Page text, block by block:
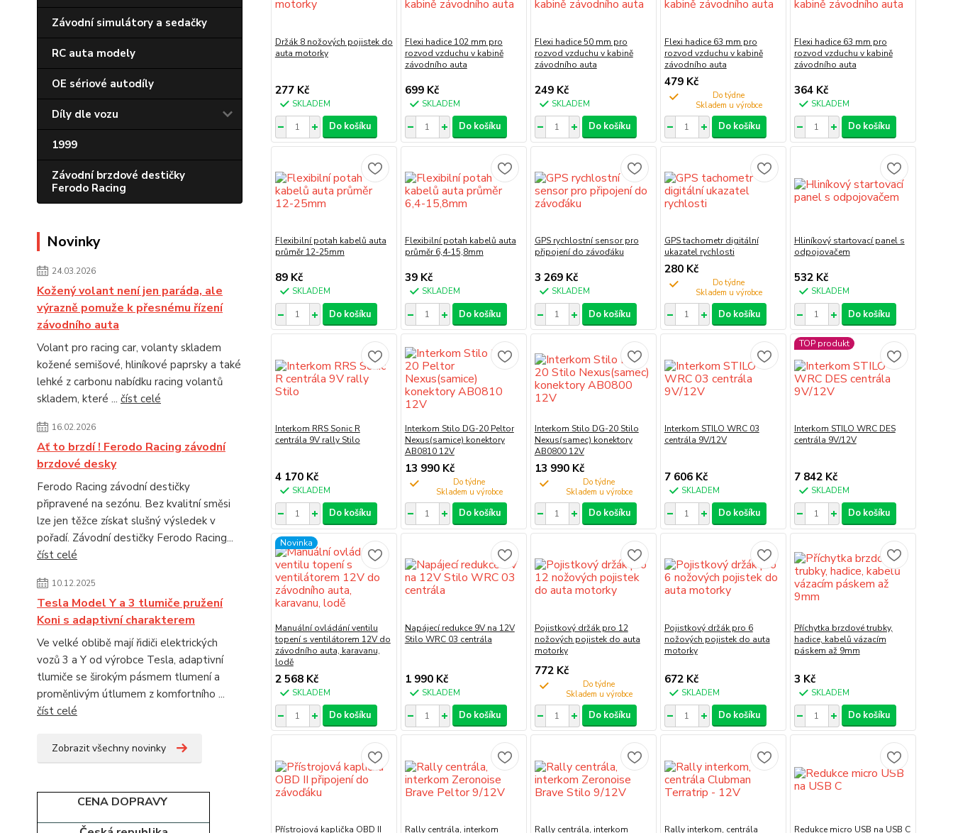
Závodní simulátory a sedačky
RC auta modely
OE sériové autodíly
Díly dle vozu
1999
Závodní brzdové destičky
Ferodo Racing
Novinky
24.03.2026
Kožený volant není jen paráda, ale
výrazně pomuže k přesnému řízení
závodního auta
Volant pro racing car, volanty skladem
kožené semišové, hliníkové paprsky a také
lehké z carbonu nabídku racing volantů
skladem, které ... číst celé
16.02.2026
Ať to brzdí ! Ferodo Racing závodní
brzdové desky
Ferodo Racing závodní destičky
připravené na sezónu. Bez kvalitní směsi
lze jen těžce získat slušný výsledek v
pořadí. Závodní destičky Ferodo Racing...
číst celé
10.12.2025
Tesla Model Y a 3 tlumiče pružení
Koni s adaptivní charakterem
Ve velké oblibě mají řidiči elektrických
vozů 3 a Y od výrobce Tesla, adaptivní
tlumiče se širokým pásmem tlumení a
proměnlivým útlumem z komfortního ...
číst celé
Zobrazit všechny novinky
CENA DOPRAVY
Držák 8 nožových pojistek do
auta motorky
277 Kč
SKLADEM
Do košíku
Flexi hadice 102 mm pro
rozvod vzduchu v kabině
závodního auta
699 Kč
SKLADEM
Do košíku
Flexi hadice 50 mm pro
rozvod vzduchu v kabině
závodního auta
249 Kč
SKLADEM
Do košíku
Flexi hadice 63 mm pro
rozvod vzduchu v kabině
závodního auta
479 Kč
Do týdne
Do košíku
Flexi hadice 63 mm pro
rozvod vzduchu v kabině
závodního auta
364 Kč
SKLADEM
Do košíku
Flexibilní potah kabelů auta
průměr 12-25mm
89 Kč
SKLADEM
Do košíku
Flexibilní potah kabelů auta
průměr 6,4-15,8mm
39 Kč
SKLADEM
Do košíku
GPS rychlostní sensor pro
připojení do závoďáku
3 269 Kč
SKLADEM
Do košíku
GPS tachometr digitální
ukazatel rychlosti
280 Kč
Do týdne
Do košíku
Hliníkový startovací panel s
odpojovačem
532 Kč
SKLADEM
Do košíku
Interkom RRS Sonic R
centrála 9V rally Stilo
4 170 Kč
SKLADEM
Do košíku
Interkom Stilo DG-20 Peltor
Nexus(samice) konektory
AB0810 12V
13 990 Kč
Do týdne
Do košíku
Interkom Stilo DG-20 Stilo
Nexus(samec) konektory
AB0800 12V
13 990 Kč
Do týdne
Do košíku
Interkom STILO WRC 03
centrála 9V/12V
7 606 Kč
SKLADEM
Do košíku
TOP produkt
Interkom STILO WRC DES
centrála 9V/12V
7 842 Kč
SKLADEM
Do košíku
Novinka
Manuální ovládání ventilu
topení s ventilátorem 12V do
závodního auta, karavanu,
lodě
2 568 Kč
SKLADEM
Do košíku
Napájecí redukce 9V na 12V
Stilo WRC 03 centrála
1 990 Kč
SKLADEM
Do košíku
Pojistkový držák pro 12
nožových pojistek do auta
motorky
772 Kč
Do týdne
Do košíku
Pojistkový držák pro 6
nožových pojistek do auta
motorky
672 Kč
SKLADEM
Do košíku
Příchytka brzdové trubky,
hadice, kabelů vázacím
páskem až 9mm
3 Kč
SKLADEM
Do košíku
Přístrojová kaplička OBD II Rally centrála, interkom Rally centrála, interkom Rally interkom, centrála Redukce micro USB na USB C